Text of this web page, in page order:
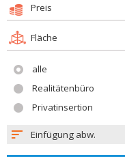
Preis
Fläche
alle
Realitätenbüro
Privatinsertion
Einfügung abw.